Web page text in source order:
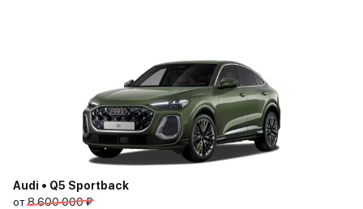
Audi • Q5 Sportback
от8 600 000 ₽